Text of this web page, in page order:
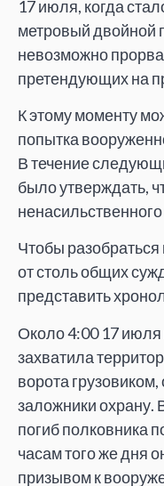
17 июля, когда
метровый двойной
невозможно
претендующих на
К этому моменту
попытка
В течение
было утверждать,
Чтобы разобраться
от столь общих
представить
Около 4:00 17 июля
захватила
ворота
заложники охрану.
погиб полковника
часам того же дня
призывом к